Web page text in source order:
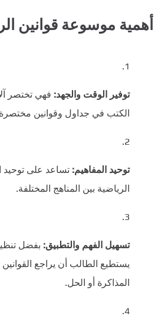
أهمية موسوعة قوانين
توفير الوقت والجهد: فهي تختصر
الكتب في جداول وقوانين
توحيد المفاهيم: تساعد على توحيد
الرياضية بين المناهج المختلفة.
تسهيل الفهم والتطبيق: بفضل
يستطيع الطالب أن يراجع القوانين
المذاكرة أو الحل.